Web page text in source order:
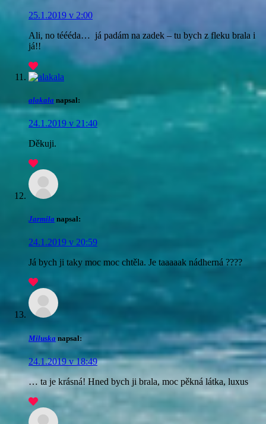
25.1.2019 v 2:00
Ali, no téééda… já padám na zadek – tu bych z fleku brala i
já!!
alakala napsal:
24.1.2019 v 21:40
Děkuji.
Jarmila napsal:
24.1.2019 v 20:59
Já bych ji taky moc moc chtěla. Je taaaaak nádherná ????
Miluska napsal:
24.1.2019 v 18:49
… ta je krásná! Hned bych ji brala, moc pěkná látka, luxus